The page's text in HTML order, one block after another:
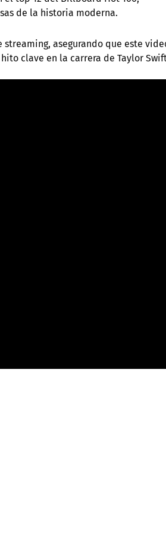
de la historia moderna.
asegurando que este
clave en la carrera de Taylor